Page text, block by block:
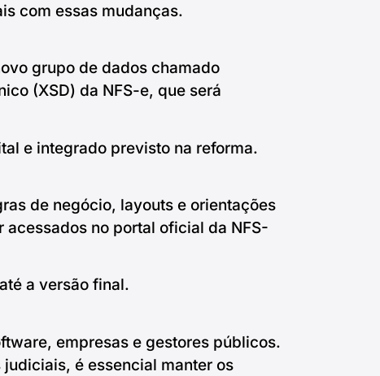
com essas mudanças.
grupo de dados chamado
(XSD) da NFS-e, que será
e integrado previsto na reforma.
de negócio, layouts e orientações
no portal oficial da NFS-
a versão final.
empresas e gestores públicos.
é essencial manter os